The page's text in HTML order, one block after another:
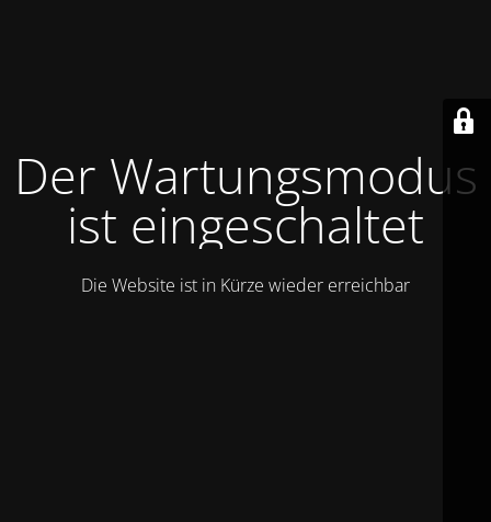
Der Wartungsmodus
ist eingeschaltet
Die Website ist in Kürze wieder erreichbar